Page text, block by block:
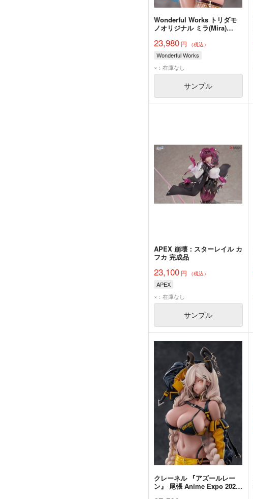
Wonderful Works トリダモ
ノオリジナル ミラ(Mira)
23,980 円 （税込）
Wonderful Works
×：在庫なし
サンプル
APEX 崩壊：スターレイル カ
フカ 完成品
23,100 円 （税込）
APEX
×：在庫なし
サンプル
クレーネル 『アズールレー
ン』 尾張 Anime Expo 2024